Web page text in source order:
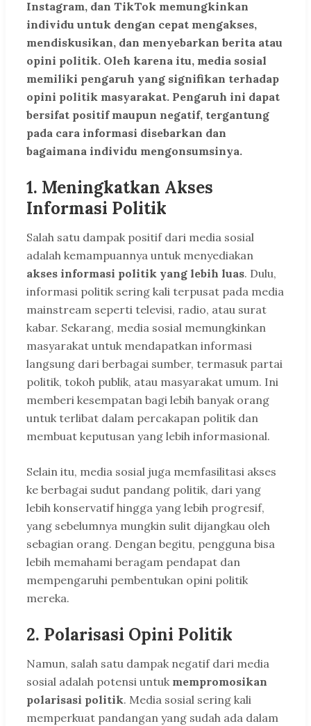
Instagram, dan TikTok memungkinkan
individu untuk dengan cepat mengakses,
mendiskusikan, dan menyebarkan berita atau
opini politik. Oleh karena itu, media sosial
memiliki pengaruh yang signifikan terhadap
opini politik masyarakat. Pengaruh ini dapat
bersifat positif maupun negatif, tergantung
pada cara informasi disebarkan dan
bagaimana individu mengonsumsinya.
1. Meningkatkan Akses
Informasi Politik
Salah satu dampak positif dari media sosial
adalah kemampuannya untuk menyediakan
akses informasi politik yang lebih luas. Dulu,
informasi politik sering kali terpusat pada media
mainstream seperti televisi, radio, atau surat
kabar. Sekarang, media sosial memungkinkan
masyarakat untuk mendapatkan informasi
langsung dari berbagai sumber, termasuk partai
politik, tokoh publik, atau masyarakat umum. Ini
memberi kesempatan bagi lebih banyak orang
untuk terlibat dalam percakapan politik dan
membuat keputusan yang lebih informasional.
Selain itu, media sosial juga memfasilitasi akses
ke berbagai sudut pandang politik, dari yang
lebih konservatif hingga yang lebih progresif,
yang sebelumnya mungkin sulit dijangkau oleh
sebagian orang. Dengan begitu, pengguna bisa
lebih memahami beragam pendapat dan
mempengaruhi pembentukan opini politik
mereka.
2. Polarisasi Opini Politik
Namun, salah satu dampak negatif dari media
sosial adalah potensi untuk mempromosikan
polarisasi politik. Media sosial sering kali
memperkuat pandangan yang sudah ada dalam